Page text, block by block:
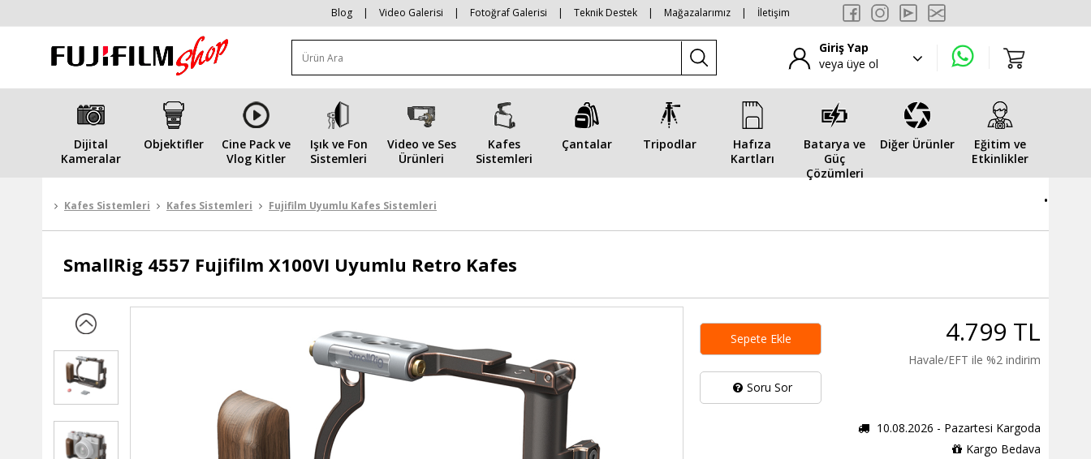
Blog | Video Galerisi | Fotoğraf Galerisi | Teknik Destek | Mağazalarımız | İletişim
Giriş Yap
veya üye ol
Dijital
Kameralar
Objektifler
Cine Pack ve
Vlog Kitler
Işık ve Fon
Sistemleri
Video ve Ses
Ürünleri
Kafes
Sistemleri
Çantalar Tripodlar
Hafıza
Kartları
Batarya ve
Güç
Çözümleri
Diğer Ürünler
Eğitim ve
Etkinlikler
.
Kafes Sistemleri Kafes Sistemleri Fujifilm Uyumlu Kafes Sistemleri
SmallRig 4557 Fujifilm X100VI Uyumlu Retro Kafes
Sepete Ekle
Soru Sor
4.799 TL
Havale/EFT ile %2 indirim
10.08.2026 - Pazartesi Kargoda
Kargo Bedava